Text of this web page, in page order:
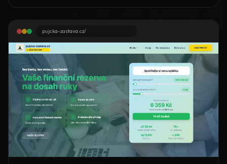
pujcka-zastava.cz/